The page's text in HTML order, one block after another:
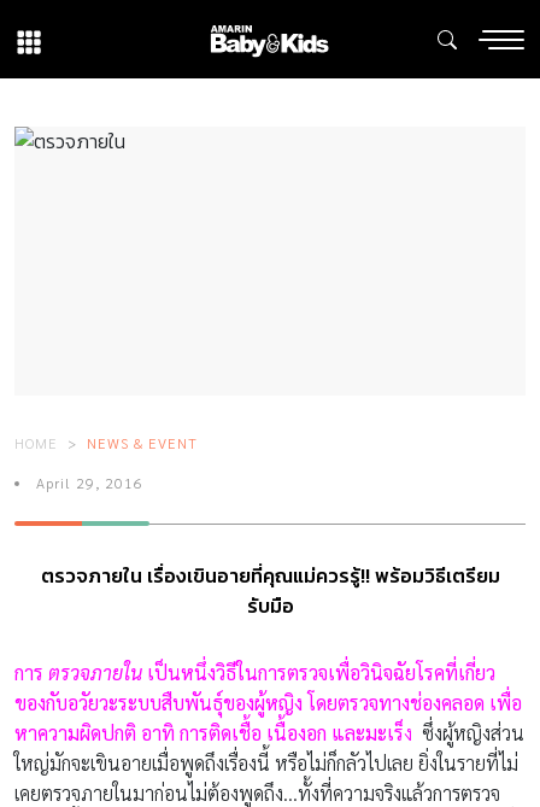
HOME NEWS & EVENT
April 29, 2016
ตรวจภายใน เรื่องเขินอายที่คุณแม่ควรรู้!! พร้อมวิธีเตรียม
รับมือ
การ ตรวจภายใน เป็นหนึ่งวิธีในการตรวจเพื่อวินิจฉัยโรคที่เกี่ยว
ของกับอวัยวะระบบสืบพันธุ์ของผู้หญิง โดยตรวจทางช่องคลอด เพื่อ
หาความผิดปกติ อาทิ การติดเชื้อ เนื้องอก และมะเร็ง ซึ่งผู้หญิงส่วน
ใหญ่มักจะเขินอายเมื่อพูดถึงเรื่องนี้ หรือไม่ก็กลัวไปเลย ยิ่งในรายที่ไม่
เคยตรวจภายในมาก่อนไม่ต้องพูดถึง…ทั้งที่ความจริงแล้วการตรวจ